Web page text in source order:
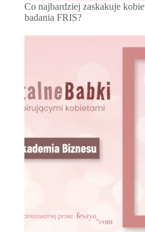
Co najbardziej zaskakuje
badania FRIS?